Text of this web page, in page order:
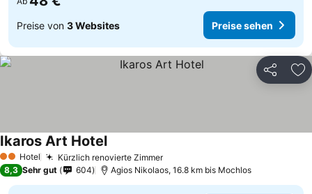
Preise von 3 Websites Preise sehen
Teilen
2 Sterne
Hotel Kürzlich renovierte Zimmer
Ikaros Art Hotel
8,3 Sehr gut 604 Agios Nikolaos, 16.8 km bis Mochlos